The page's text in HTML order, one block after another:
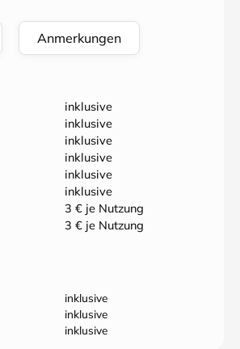
Anmerkungen
inklusive
inklusive
inklusive
inklusive
inklusive
inklusive
3 € je Nutzung
3 € je Nutzung
inklusive
inklusive
inklusive